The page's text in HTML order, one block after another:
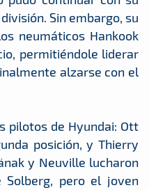
Sin embargo, su
neumáticos Hankook
permitiéndole liderar
alzarse con el
pilotos de Hyundai: Ott
posición, y Thierry
y Neuville lucharon
pero el joven